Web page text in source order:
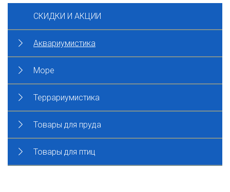
СКИДКИ И АКЦИИ
Аквариумистика
Море
Террариумистика
Товары для пруда
Товары для птиц